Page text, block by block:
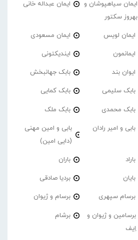
ایمان سیاهپوشان و
بهروز سکتور
ایمان عبداله خانی
ایمان لویس ایمان مسعودی
ایمانمون ایندیکتونی
ایوان بند بابک جهانبخش
بابک سلیمی بابک کمایی
بابک محمدی بابک ملک
بابی و امیر رادان
بابی و امین مهنی
(دایی امین)
باراد باران
بایان بردیا صادقی
برسام سپهری برسام و ژیوان
برسامین و ژیوان و
اِیف
برشام